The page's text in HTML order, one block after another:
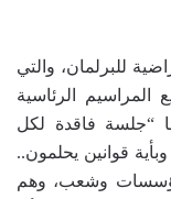
للبرلمان، والتي
المراسيم الرئاسية
إنها “جلسة فاقدة لكل
قوانين يحلمون..
وشعب، وهم